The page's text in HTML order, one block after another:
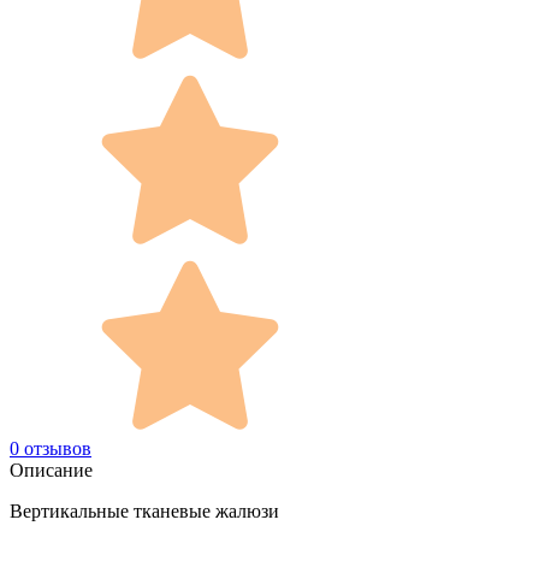
0 отзывов
Описание
Вертикальные тканевые жалюзи